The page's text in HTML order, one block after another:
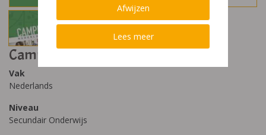
Campus Nederlands Concreet 6 3/4
Vak
Nederlands
Niveau
Secundair Onderwijs
Afwijzen
Lees meer